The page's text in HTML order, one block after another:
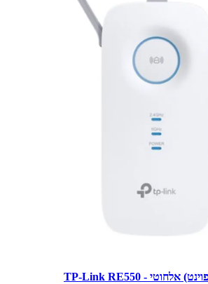
מגדיל טווח(אקסס פוינט) אלחוטי - TP-Link RE550